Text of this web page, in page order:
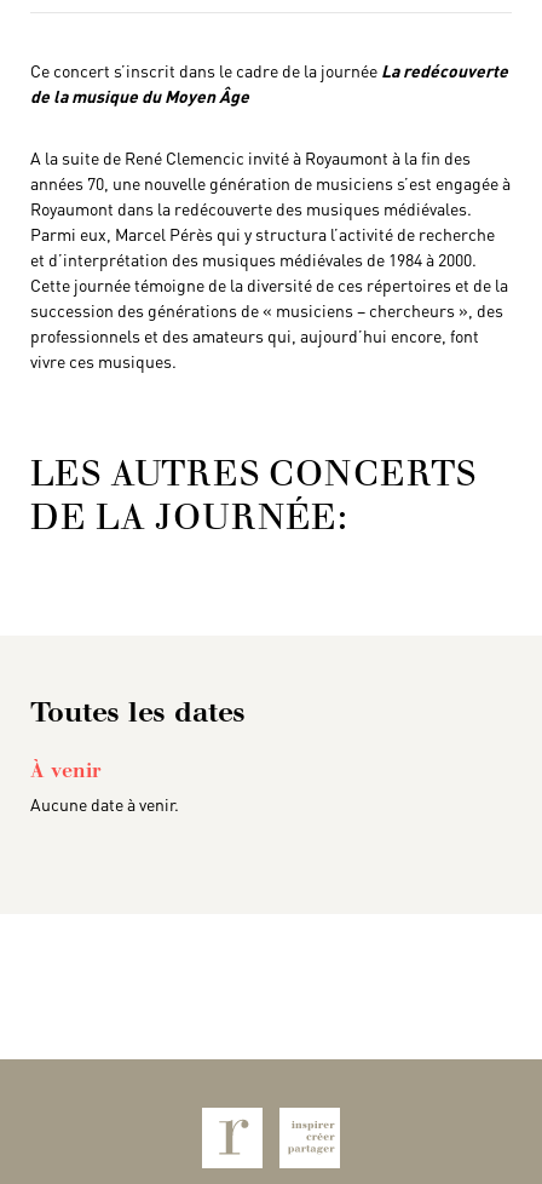
Ce concert s’inscrit dans le cadre de la journée La redécouverte
de la musique du Moyen Âge
A la suite de René Clemencic invité à Royaumont à la fin des
années 70, une nouvelle génération de musiciens s’est engagée à
Royaumont dans la redécouverte des musiques médiévales.
Parmi eux, Marcel Pérès qui y structura l’activité de recherche
et d’interprétation des musiques médiévales de 1984 à 2000.
Cette journée témoigne de la diversité de ces répertoires et de la
succession des générations de « musiciens – chercheurs », des
professionnels et des amateurs qui, aujourd’hui encore, font
vivre ces musiques.
LES AUTRES CONCERTS
DE LA JOURNÉE:
Toutes les dates
À venir
Aucune date à venir.